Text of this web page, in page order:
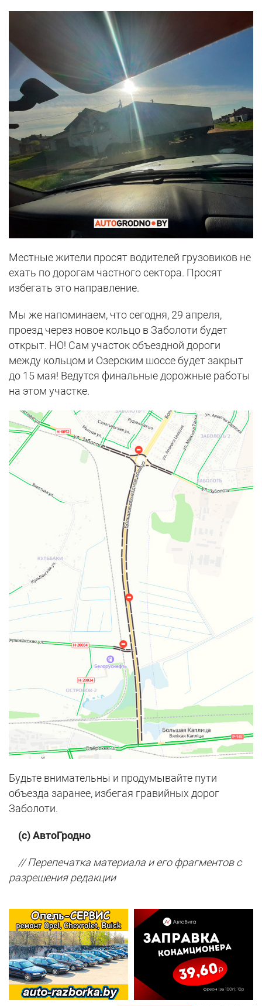
Местные жители просят водителей грузовиков не
ехать по дорогам частного сектора. Просят
избегать это направление.
Мы же напоминаем, что сегодня, 29 апреля,
проезд через новое кольцо в Заболоти будет
открыт. НО! Сам участок объездной дороги
между кольцом и Озерским шоссе будет закрыт
до 15 мая! Ведутся финальные дорожные работы
на этом участке.
Будьте внимательны и продумывайте пути
объезда заранее, избегая гравийных дорог
Заболоти.
(с) АвтоГродно
// Перепечатка материала и его фрагментов с
разрешения редакции